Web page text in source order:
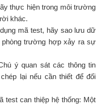
thực hiện trong môi trường
khác.
mã test, hãy sao lưu dữ
phòng trường hợp xảy ra sự
ý quan sát các thông tin
lại nếu cần thiết để đối
test can thiệp hệ thống: Một